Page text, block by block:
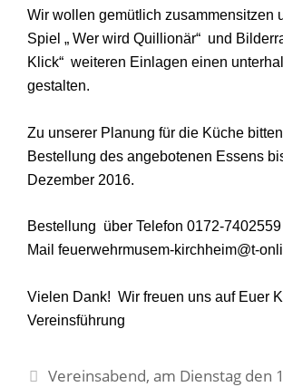
Wir wollen gemütlich zusammensitzen
Spiel „ Wer wird Quillionär“ und
Klick“ weiteren Einlagen einen
gestalten.
Zu unserer Planung für die Küche
Bestellung des angebotenen Essens
Dezember 2016.
Bestellung über Telefon 0172-
Mail feuerwehrmusem-kirchheim@t-
Vielen Dank! Wir freuen uns auf Euer
Vereinsführung
Vereinsabend, am Dienstag den